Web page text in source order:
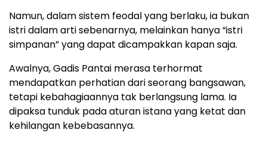
Namun, dalam sistem feodal yang berlaku, ia bukan
istri dalam arti sebenarnya, melainkan hanya “istri
simpanan” yang dapat dicampakkan kapan saja.
Awalnya, Gadis Pantai merasa terhormat
mendapatkan perhatian dari seorang bangsawan,
tetapi kebahagiaannya tak berlangsung lama. Ia
dipaksa tunduk pada aturan istana yang ketat dan
kehilangan kebebasannya.